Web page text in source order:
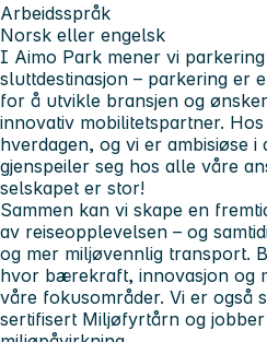
Arbeidsspråk
Norsk eller engelsk
I Aimo Park mener vi
sluttdestinasjon – parkering er
for å utvikle bransjen og
innovativ mobilitetspartner.
hverdagen, og vi er ambisiøse i
gjenspeiler seg hos alle våre
selskapet er stor!
Sammen kan vi skape en
av reiseopplevelsen – og
og mer miljøvennlig transport.
hvor bærekraft, innovasjon og
våre fokusområder. Vi er også
sertifisert Miljøfyrtårn og